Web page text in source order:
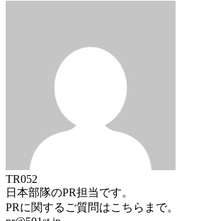
TR052
日本部隊のPR担当です。
PRに関するご質問はこちらまで。